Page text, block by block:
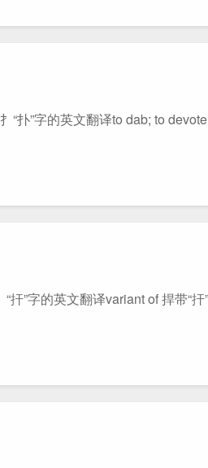
扑”字的英文翻译to dab; to
”字的英文翻译variant of 捍带“